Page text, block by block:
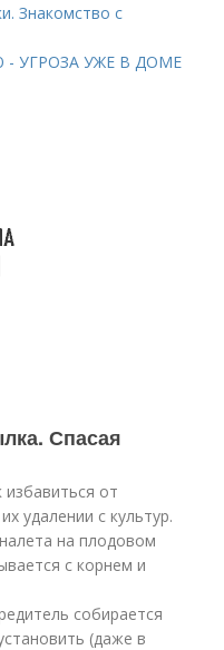
Знакомство с
- УГРОЗА УЖЕ В ДОМЕ
Спасая
от
удалении с культур.
на плодовом
с корнем и
собирается
(даже в